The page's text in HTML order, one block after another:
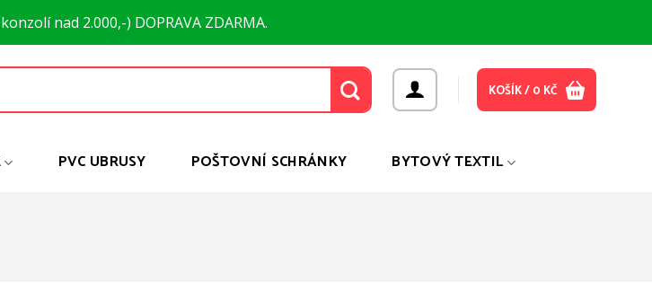
nad 2.000,-) DOPRAVA ZDARMA.
KOŠÍK /0 KČ
PVC UBRUSY POŠTOVNÍ SCHRÁNKY BYTOVÝ TEXTIL